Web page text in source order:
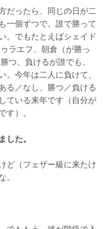
ったら、同じの日が二
一個ずつで。誰で勝って
。でもたとえばシェイド
ラエフ、朝倉（が勝っ
つ、負けるが誰でも、
。今年は二人に負けて、
る／なし、勝つ／負ける
ている来年です（自分が
す）。
した。
（フェザー級に来たけ
。